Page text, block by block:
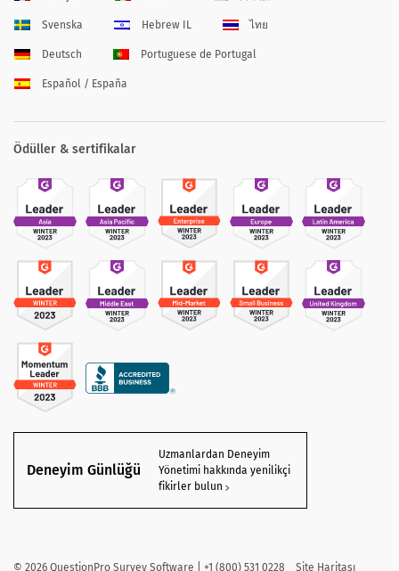
Svenska Hebrew IL ไทย
Deutsch Portuguese de Portugal
Español / España
Ödüller & sertifikalar
Deneyim Günlüğü
Uzmanlardan Deneyim
Yönetimi hakkında yenilikçi
fikirler bulun
© 2026 QuestionPro Survey Software | +1 (800) 531 0228 Site Haritası